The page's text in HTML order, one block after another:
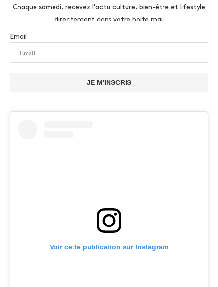
Chaque samedi, recevez l'actu culture, bien-être et lifestyle
directement dans votre boite mail
Email
JE M'INSCRIS
Voir cette publication sur Instagram